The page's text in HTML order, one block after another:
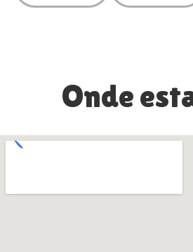
Onde